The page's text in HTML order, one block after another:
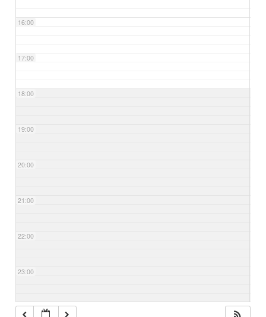
16:00
17:00
18:00
19:00
20:00
21:00
22:00
23:00